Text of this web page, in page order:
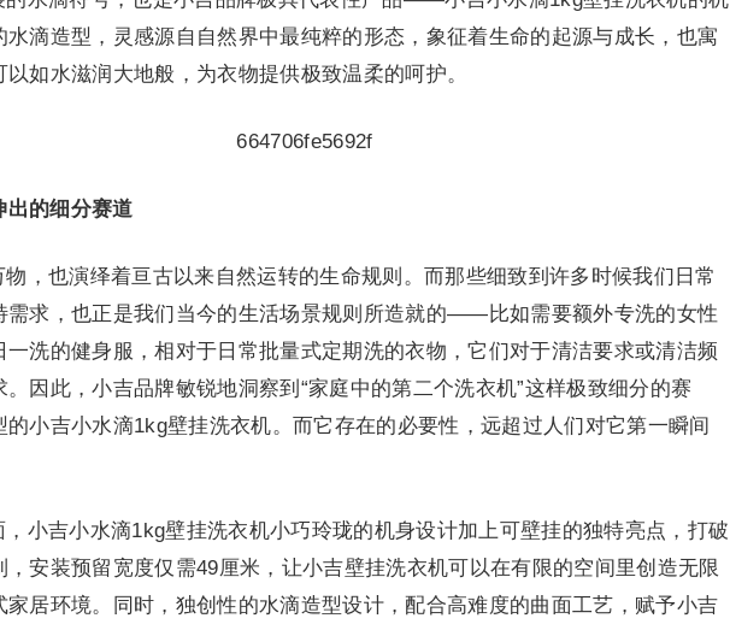
水滴造型，灵感源自自然界中最纯粹的形态，象征着生命的起源与成长，也寓
如水滋润大地般，为衣物提供极致温柔的呵护。
出的细分赛道
，也演绎着亘古以来自然运转的生命规则。而那些细致到许多时候我们日常
需求，也正是我们当今的生活场景规则所造就的——比如需要额外专洗的女性
一洗的健身服，相对于日常批量式定期洗的衣物，它们对于清洁要求或清洁频
因此，小吉品牌敏锐地洞察到“家庭中的第二个洗衣机”这样极致细分的赛
的小吉小水滴1kg壁挂洗衣机。而它存在的必要性，远超过人们对它第一瞬间
小吉小水滴1kg壁挂洗衣机小巧玲珑的机身设计加上可壁挂的独特亮点，打破
，安装预留宽度仅需49厘米，让小吉壁挂洗衣机可以在有限的空间里创造无限
家居环境。同时，独创性的水滴造型设计，配合高难度的曲面工艺，赋予小吉